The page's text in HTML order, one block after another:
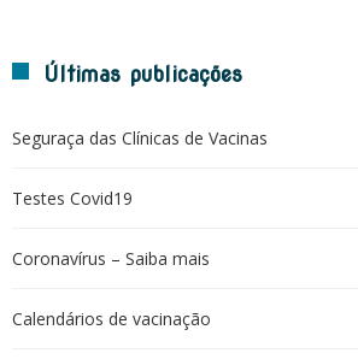
Últimas publicações
Seguraça das Clínicas de Vacinas
Testes Covid19
Coronavírus – Saiba mais
Calendários de vacinação